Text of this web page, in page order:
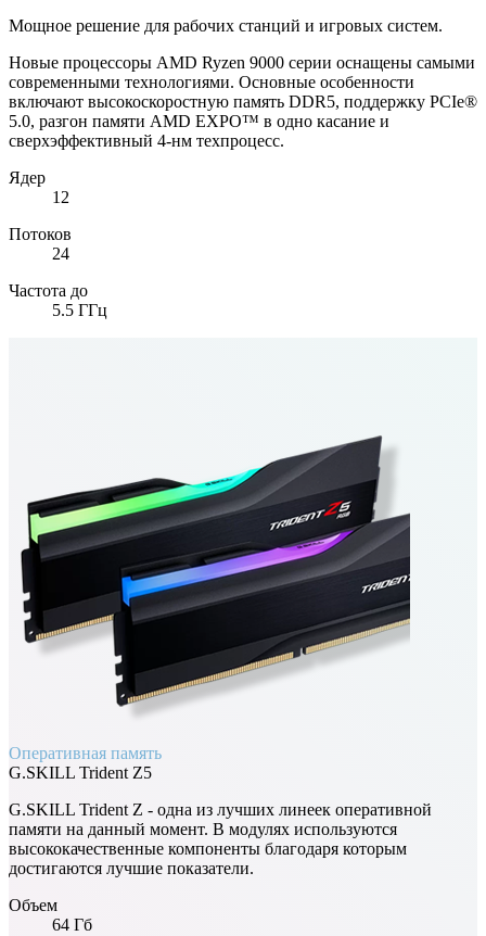
Мощное решение для рабочих станций и игровых систем.
Новые процессоры AMD Ryzen 9000 серии оснащены самыми
современными технологиями. Основные особенности
включают высокоскоростную память DDR5, поддержку PCIe®
5.0, разгон памяти AMD EXPO™ в одно касание и
сверхэффективный 4-нм техпроцесс.
Ядер
12
Потоков
24
Частота до
5.5 ГГц
Оперативная память
G.SKILL Trident Z5
G.SKILL Trident Z - одна из лучших линеек оперативной
памяти на данный момент. В модулях используются
высококачественные компоненты благодаря которым
достигаются лучшие показатели.
Объем
64 Гб